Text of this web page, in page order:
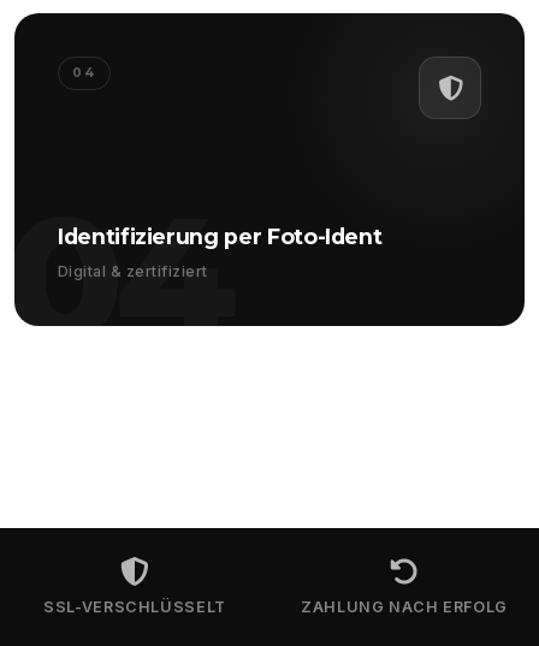
04
04
Identifizierung per Foto-Ident
Digital & zertifiziert
SSL-VERSCHLÜSSELT ZAHLUNG NACH ERFOLG